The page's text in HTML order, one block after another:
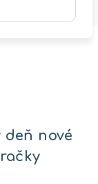
deň nové